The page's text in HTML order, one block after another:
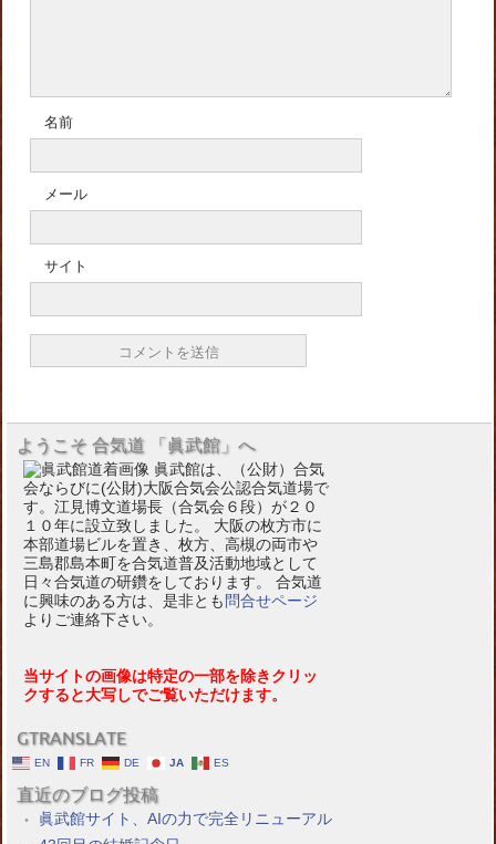
名前
メール
サイト
ようこそ 合気道 「眞武館」へ
眞武館は、（公財）合気
会ならびに(公財)大阪合気会公認合気道場で
す。江見博文道場長（合気会６段）が２０
１０年に設立致しました。 大阪の枚方市に
本部道場ビルを置き、枚方、高槻の両市や
三島郡島本町を合気道普及活動地域として
日々合気道の研鑽をしております。 合気道
に興味のある方は、是非とも 問合せページ
よりご連絡下さい。
当サイトの画像は特定の一部を除きクリッ
クすると大写しでご覧いただけます。
GTRANSLATE
EN FR DE JA ES
直近のブログ投稿
眞武館サイト、AIの力で完全リニューアル